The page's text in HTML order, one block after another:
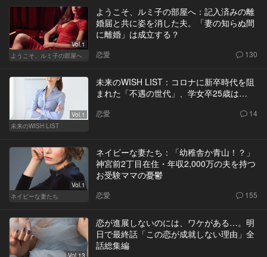
Vol.1
ようこそ、ルミ子の部屋へ
ようこそ、ルミ子の部屋へ：記入済みの離
婚届と共に姿を消した夫。「妻の知らぬ間
に離婚」は成立する？
恋愛 130
Vol.1
未来のWISH LIST
未来のWISH LIST：コロナに新卒時代を阻
まれた「不遇の世代」、学女卒25歳は…
恋愛 14
Vol.1
ネイビーな妻たち
ネイビーな妻たち：「幼稚舎か青山！？」
神宮前2丁目在住・年収2,000万の夫を持つ
お受験ママの憂鬱
恋愛 155
Vol.13
恋が進展しないのには、ワケがある…。明
日で最終話「この恋が成就しない理由」全
話総集編